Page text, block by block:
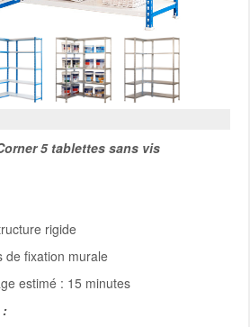
5 tablettes sans vis
rigide
de fixation murale
estimé : 15 minutes
: